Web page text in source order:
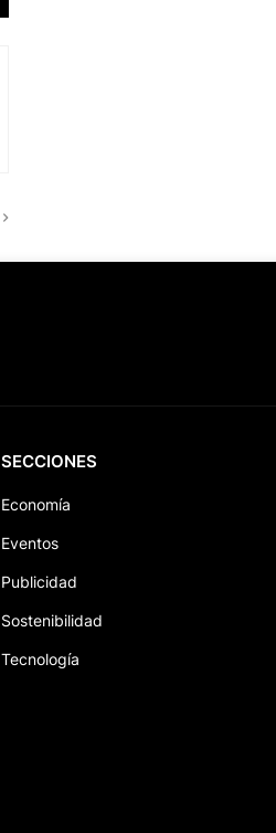
SECCIONES
Economía
Eventos
Publicidad
Sostenibilidad
Tecnología